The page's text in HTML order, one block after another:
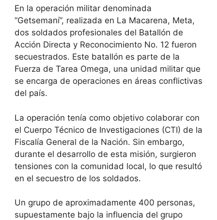
En la operación militar denominada
“Getsemaní”, realizada en La Macarena, Meta,
dos soldados profesionales del Batallón de
Acción Directa y Reconocimiento No. 12 fueron
secuestrados. Este batallón es parte de la
Fuerza de Tarea Omega, una unidad militar que
se encarga de operaciones en áreas conflictivas
del país.
La operación tenía como objetivo colaborar con
el Cuerpo Técnico de Investigaciones (CTI) de la
Fiscalía General de la Nación. Sin embargo,
durante el desarrollo de esta misión, surgieron
tensiones con la comunidad local, lo que resultó
en el secuestro de los soldados.
Un grupo de aproximadamente 400 personas,
supuestamente bajo la influencia del grupo